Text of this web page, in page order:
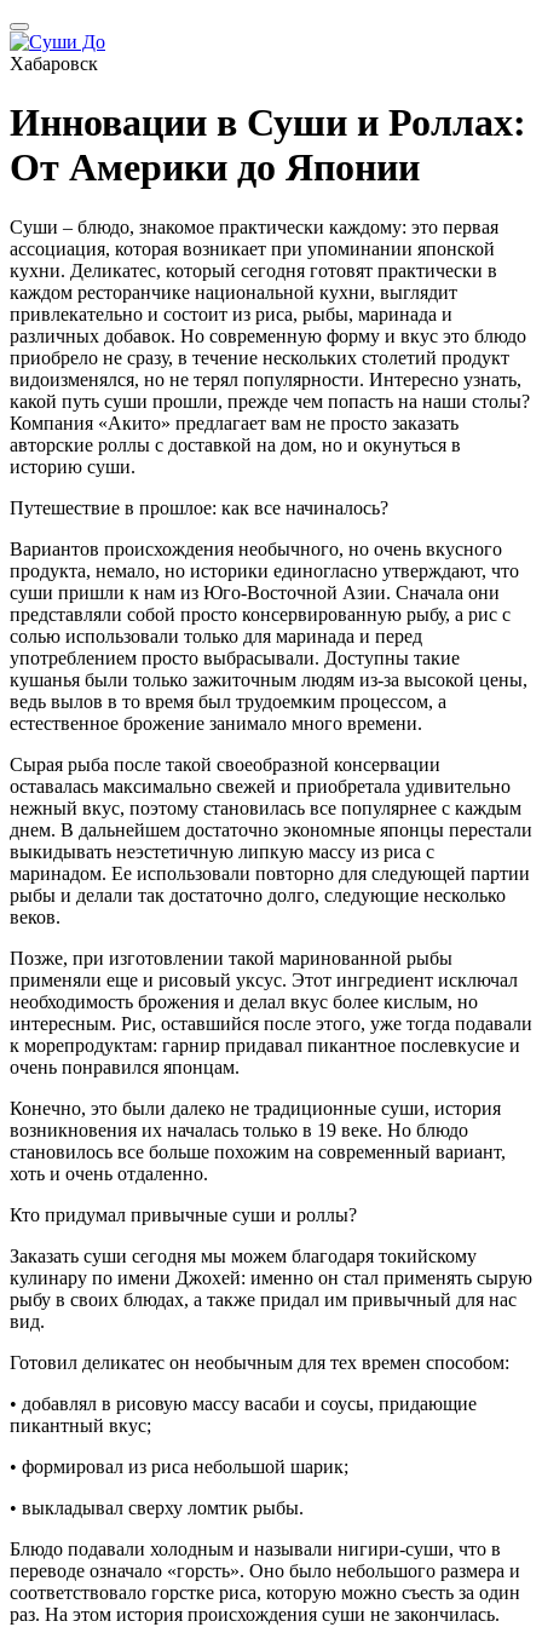
Хабаровск
Инновации в Суши и Роллах:
От Америки до Японии
Суши – блюдо, знакомое практически каждому: это первая
ассоциация, которая возникает при упоминании японской
кухни. Деликатес, который сегодня готовят практически в
каждом ресторанчике национальной кухни, выглядит
привлекательно и состоит из риса, рыбы, маринада и
различных добавок. Но современную форму и вкус это блюдо
приобрело не сразу, в течение нескольких столетий продукт
видоизменялся, но не терял популярности. Интересно узнать,
какой путь суши прошли, прежде чем попасть на наши столы?
Компания «Акито» предлагает вам не просто заказать
авторские роллы с доставкой на дом, но и окунуться в
историю суши.
Путешествие в прошлое: как все начиналось?
Вариантов происхождения необычного, но очень вкусного
продукта, немало, но историки единогласно утверждают, что
суши пришли к нам из Юго-Восточной Азии. Сначала они
представляли собой просто консервированную рыбу, а рис с
солью использовали только для маринада и перед
употреблением просто выбрасывали. Доступны такие
кушанья были только зажиточным людям из-за высокой цены,
ведь вылов в то время был трудоемким процессом, а
естественное брожение занимало много времени.
Сырая рыба после такой своеобразной консервации
оставалась максимально свежей и приобретала удивительно
нежный вкус, поэтому становилась все популярнее с каждым
днем. В дальнейшем достаточно экономные японцы перестали
выкидывать неэстетичную липкую массу из риса с
маринадом. Ее использовали повторно для следующей партии
рыбы и делали так достаточно долго, следующие несколько
веков.
Позже, при изготовлении такой маринованной рыбы
применяли еще и рисовый уксус. Этот ингредиент исключал
необходимость брожения и делал вкус более кислым, но
интересным. Рис, оставшийся после этого, уже тогда подавали
к морепродуктам: гарнир придавал пикантное послевкусие и
очень понравился японцам.
Конечно, это были далеко не традиционные суши, история
возникновения их началась только в 19 веке. Но блюдо
становилось все больше похожим на современный вариант,
хоть и очень отдаленно.
Кто придумал привычные суши и роллы?
Заказать суши сегодня мы можем благодаря токийскому
кулинару по имени Джохей: именно он стал применять сырую
рыбу в своих блюдах, а также придал им привычный для нас
вид.
Готовил деликатес он необычным для тех времен способом:
• добавлял в рисовую массу васаби и соусы, придающие
пикантный вкус;
• формировал из риса небольшой шарик;
• выкладывал сверху ломтик рыбы.
Блюдо подавали холодным и называли нигири-суши, что в
переводе означало «горсть». Оно было небольшого размера и
соответствовало горстке риса, которую можно съесть за один
раз. На этом история происхождения суши не закончилась.